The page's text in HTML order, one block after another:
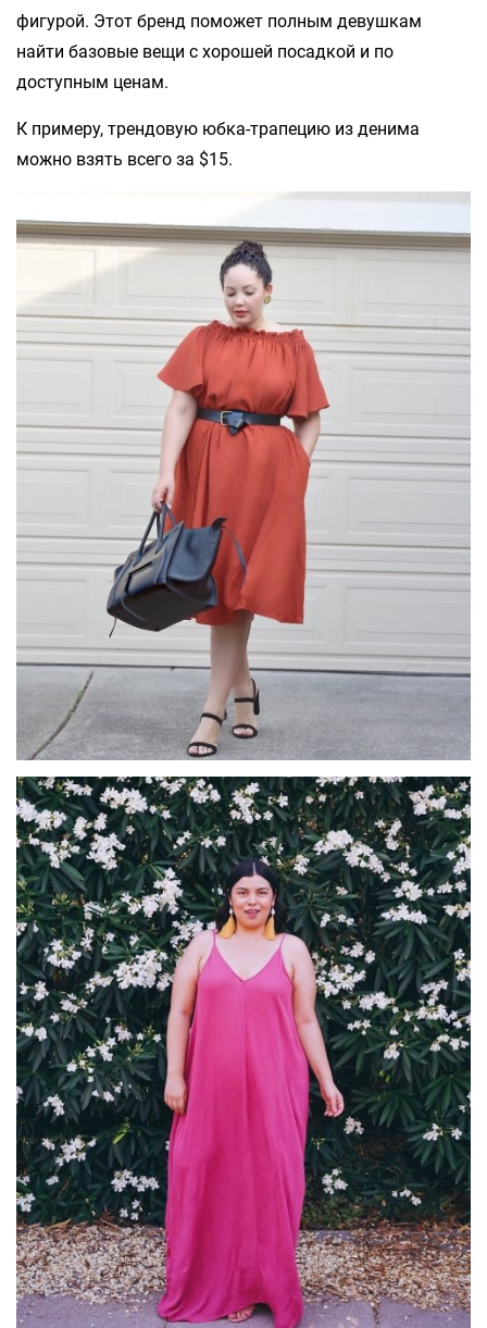
фигурой. Этот бренд поможет полным девушкам
найти базовые вещи с хорошей посадкой и по
доступным ценам.
К примеру, трендовую юбка-трапецию из денима
можно взять всего за $15.